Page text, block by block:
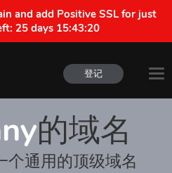
and add Positive SSL for just
25 days 15:43:20
登记
的域名
个通用的顶级域名